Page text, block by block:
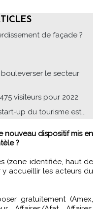
de façade ?
le secteur
visiteurs pour 2022
up du tourisme est...
?
(zone identifiée, haut de
accueillir les acteurs du
gratuitement (Amex,